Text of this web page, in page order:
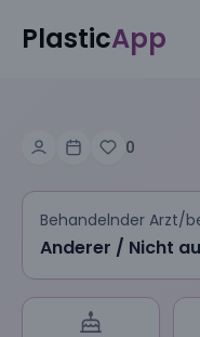
PlasticApp
0
Behandelnder Arzt/
Anderer / Nicht